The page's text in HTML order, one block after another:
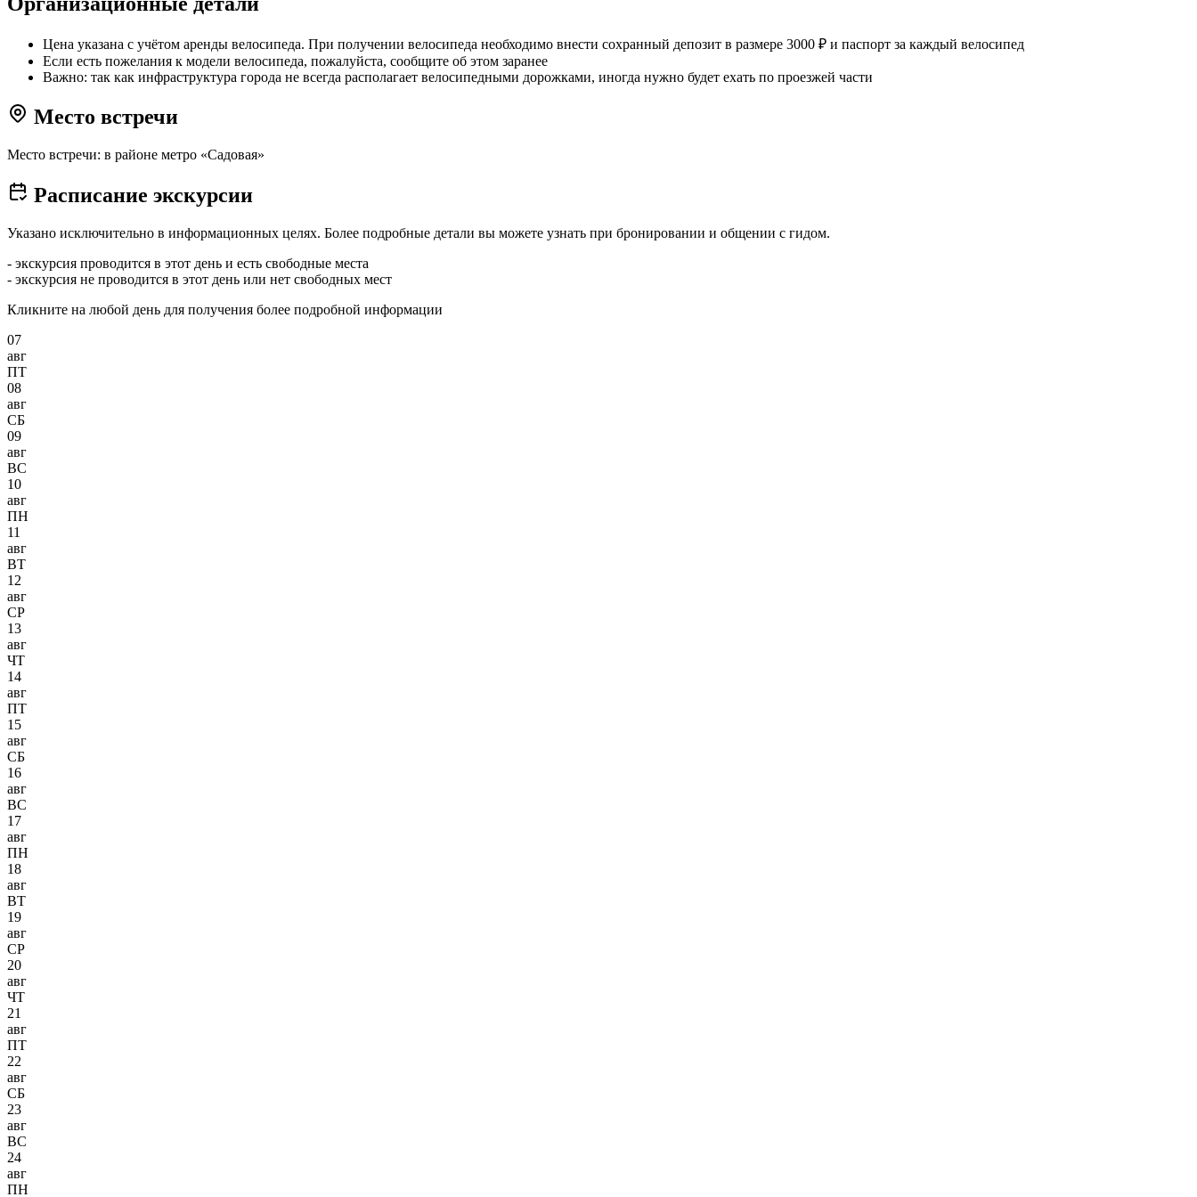
Цена указана с учётом аренды велосипеда. При получении велосипеда необходимо внести сохранный депозит в размере 3000 ₽ и паспорт за каждый велосипед
Если есть пожелания к модели велосипеда, пожалуйста, сообщите об этом заранее
Важно: так как инфраструктура города не всегда располагает велосипедными дорожками, иногда нужно будет ехать по проезжей части
Место встречи
Место встречи: в районе метро «Садовая»
Расписание экскурсии
Указано исключительно в информационных целях. Более подробные детали вы можете узнать при бронировании и общении с гидом.
- экскурсия проводится в этот день и есть свободные места
- экскурсия не проводится в этот день или нет свободных мест
Кликните на любой день для получения более подробной информации
07
авг
ПТ
08
авг
СБ
09
авг
ВС
10
авг
ПН
11
авг
ВТ
12
авг
СР
13
авг
ЧТ
14
авг
ПТ
15
авг
СБ
16
авг
ВС
17
авг
ПН
18
авг
ВТ
19
авг
СР
20
авг
ЧТ
21
авг
ПТ
22
авг
СБ
23
авг
ВС
24
авг
ПН